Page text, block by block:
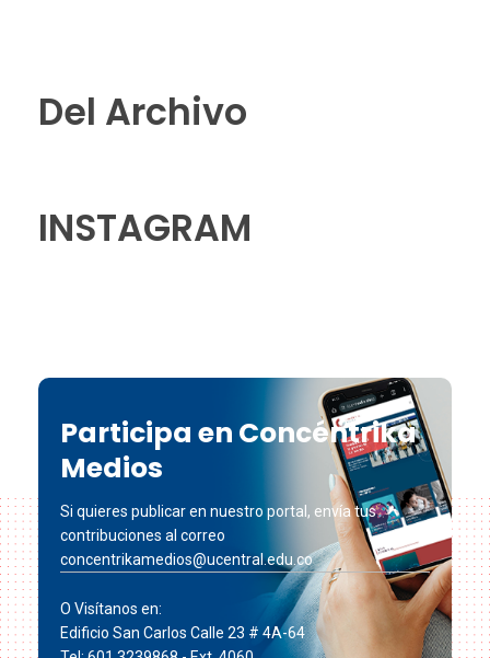
Del Archivo
INSTAGRAM
Participa en Concéntrika
Medios
Si quieres publicar en nuestro portal, envía tus
contribuciones al correo
concentrikamedios@ucentral.edu.co
O Visítanos en:
Edificio San Carlos Calle 23 # 4A-64